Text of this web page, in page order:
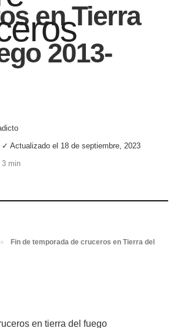
en Tierra
2013-
Actualizado el 18 de septiembre, 2023
min
»
Fin de temporada de cruceros en Tierra del